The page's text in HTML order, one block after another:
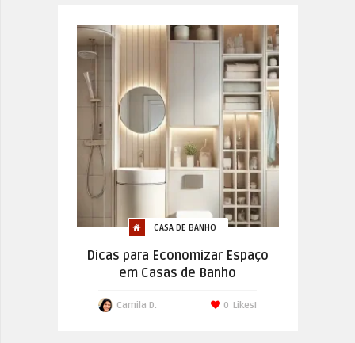
CASA DE BANHO
Dicas para Economizar Espaço
em Casas de Banho
Camila D. Likes!
0